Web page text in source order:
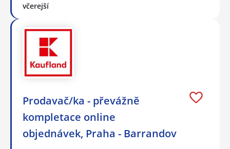
včerejší
Prodavač/ka - převážně
kompletace online
objednávek, Praha - Barrandov